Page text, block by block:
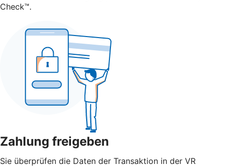
Check™.
Zahlung freigeben
Sie überprüfen die Daten der Transaktion in der VR